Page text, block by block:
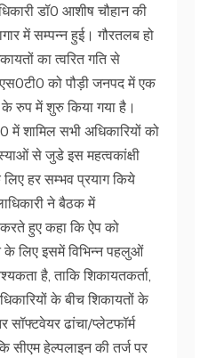
डॉ0 आशीष चौहान की
में सम्पन्न हुई। गौरतलब हो
का त्वरित गति से
को पौड़ी जनपद में एक
के रुप में शुरु किया गया है।
में शामिल सभी अधिकारियों को
से जुडे इस महत्वकांक्षी
हर सम्भव प्रयाग किये
ने बैठक में
हुए कहा कि ऐप को
लिए इसमें विभिन्न पहलुओं
है, ताकि शिकायतकर्ता,
के बीच शिकायतों के
सॉफ्टवेयर ढांचा/प्लेटफॉर्म
सीएम हेल्पलाइन की तर्ज पर